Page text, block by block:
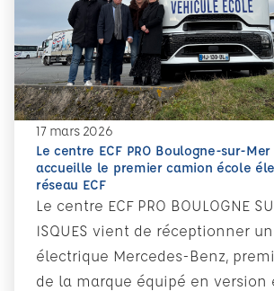
17 mars 2026
Le centre ECF PRO Boulogne-sur-
accueille le premier camion école
réseau ECF
Le centre ECF PRO BOULOGNE
ISQUES vient de réceptionner
électrique Mercedes-Benz,
de la marque équipé en version